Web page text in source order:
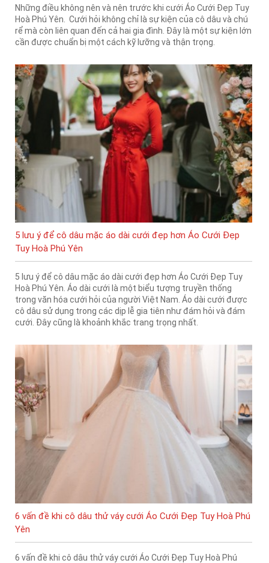
Những điều không nên và nên trước khi cưới Áo Cưới Đẹp Tuy
Hoà Phú Yên. Cưới hỏi không chỉ là sự kiện của cô dâu và chú
rể mà còn liên quan đến cả hai gia đình. Đây là một sự kiện lớn
cần được chuẩn bị một cách kỹ lưỡng và thận trọng.
5 lưu ý để cô dâu mặc áo dài cưới đẹp hơn Áo Cưới Đẹp
Tuy Hoà Phú Yên
5 lưu ý để cô dâu mặc áo dài cưới đẹp hơn Áo Cưới Đẹp Tuy
Hoà Phú Yên. Áo dài cưới là một biểu tượng truyền thống
trong văn hóa cưới hỏi của người Việt Nam. Áo dài cưới được
cô dâu sử dụng trong các dịp lễ gia tiên như đám hỏi và đám
cưới. Đây cũng là khoảnh khắc trang trọng nhất.
6 vấn đề khi cô dâu thử váy cưới Áo Cưới Đẹp Tuy Hoà Phú
Yên
6 vấn đề khi cô dâu thử váy cưới Áo Cưới Đẹp Tuy Hoà Phú